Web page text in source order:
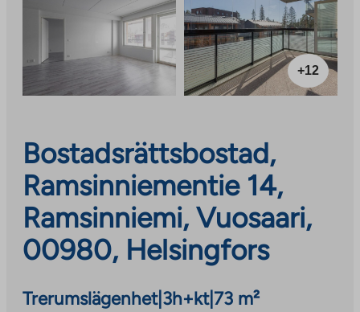
+12
Bostadsrättsbostad,
Ramsinniementie 14,
Ramsinniemi, Vuosaari,
00980, Helsingfors
Trerumslägenhet| 3h+kt| 73 m²